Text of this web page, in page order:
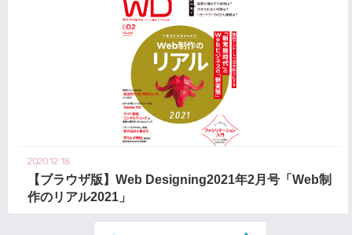
2020.12.18
【ブラウザ版】Web Designing2021年2月号「Web制
作のリアル2021」